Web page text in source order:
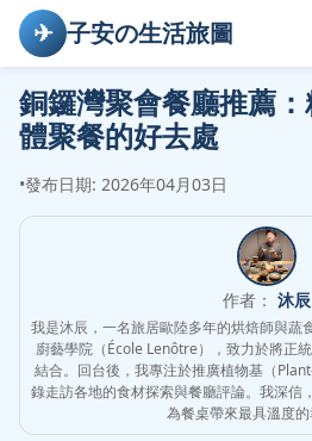
✈ 子安の生活旅圖
銅鑼灣聚會餐廳推薦
體聚餐的好去處
•發布日期: 2026年04月03日
作者： 沐辰
我是沐辰，一名旅居歐陸多年的烘焙師與蔬
廚藝學院（École Lenôtre），致力於將正
結合。回台後，我專注於推廣植物基（
錄走訪各地的食材探索與餐廳評論。我深信
為餐桌帶來最具溫度的